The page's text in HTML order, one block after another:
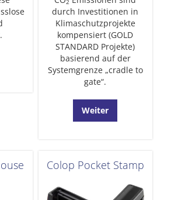
2
durch Investitionen in
Klimaschutzprojekte
kompensiert (GOLD
STANDARD Projekte)
basierend auf der
Systemgrenze „cradle to
gate“.
Weiter
Colop Pocket Stamp